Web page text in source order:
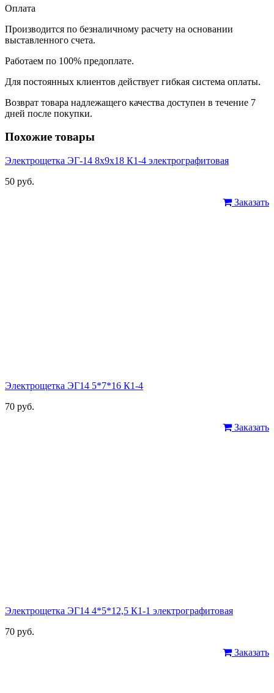
Оплата
Производится по безналичному расчету на основании
выставленного счета.
Работаем по 100% предоплате.
Для постоянных клиентов действует гибкая система оплаты.
Возврат товара надлежащего качества доступен в течение 7
дней после покупки.
Похожие товары
Электрощетка ЭГ-14 8х9х18 К1-4 электрографитовая
50 руб.
Заказать
Электрощетка ЭГ14 5*7*16 К1-4
70 руб.
Заказать
Электрощетка ЭГ14 4*5*12,5 К1-1 электрографитовая
70 руб.
Заказать